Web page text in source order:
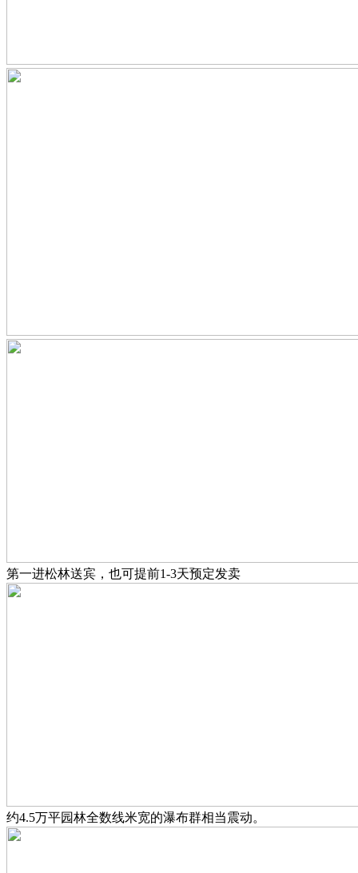
第一进松林送宾，也可提前1-3天预定发卖
约4.5万平园林全数线米宽的瀑布群相当震动。